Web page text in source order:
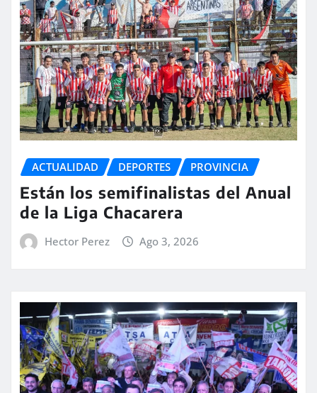
ACTUALIDAD DEPORTES PROVINCIA
Están los semifinalistas del Anual
de la Liga Chacarera
Hector Perez Ago 3, 2026